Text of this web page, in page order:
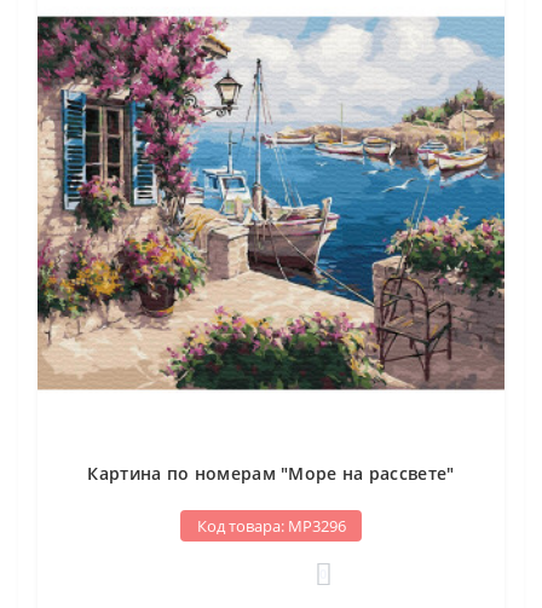
Картина по номерам "Море на рассвете"
Код товара: МР3296